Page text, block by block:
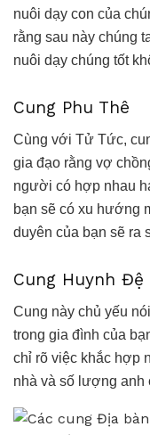
nuôi dạy con của
rằng sau này chúng
nuôi dạy chúng tốt
Cung Phu Thê
Cùng với Tử Tức,
gia đạo rằng vợ
người có hợp nhau
bạn sẽ có xu hướng
duyên của bạn sẽ ra
Cung Huynh Đệ
Cung này chủ yếu
trong gia đình của
chỉ rõ việc khắc hợp
nhà và số lượng anh